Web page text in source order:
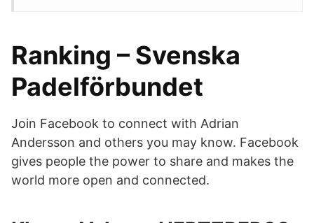
Ranking – Svenska
Padelförbundet
Join Facebook to connect with Adrian
Andersson and others you may know. Facebook
gives people the power to share and makes the
world more open and connected.